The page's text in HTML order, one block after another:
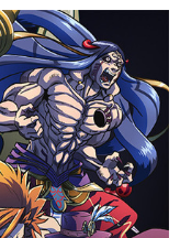
イベント
座談会
映画/ドラマ
ABEMA Cafe